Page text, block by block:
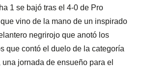
1 se bajó tras el 4-0 de Pro
vino de la mano de un inspirado
negrirojo que anotó los
que contó el duelo de la categoría
jornada de ensueño para el